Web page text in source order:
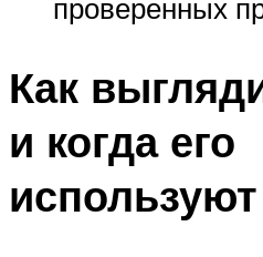
проверенных
Как
и когда его
используют